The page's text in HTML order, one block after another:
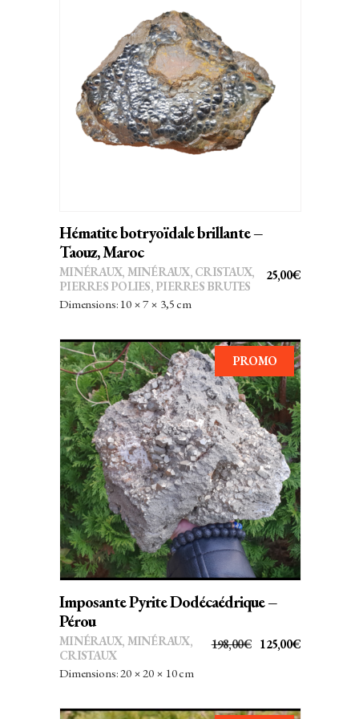
AJOUTER AU PANIER
Hématite botryoïdale brillante –
Taouz, Maroc
25,00€
MINÉRAUX, MINÉRAUX, CRISTAUX,
PIERRES POLIES, PIERRES BRUTES
Dimensions: 10 × 7 × 3,5 cm
PROMO
AJOUTER AU PANIER
Imposante Pyrite Dodécaédrique –
Pérou
198,00€
LE
ÉTAIT :
125,00€LE
EST :
MINÉRAUX, MINÉRAUX,
CRISTAUX
Dimensions: 20 × 20 × 10 cm